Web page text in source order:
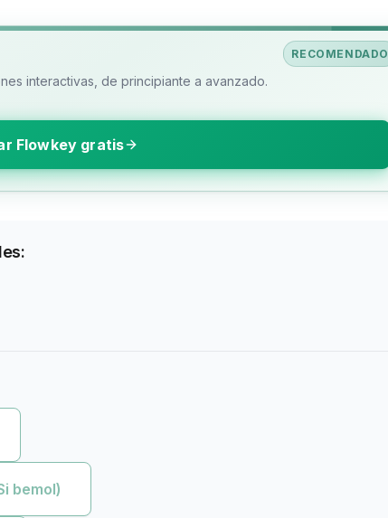
RECOMENDADO
interactivas, de principiante a avanzado.
Flowkey gratis
bemol)